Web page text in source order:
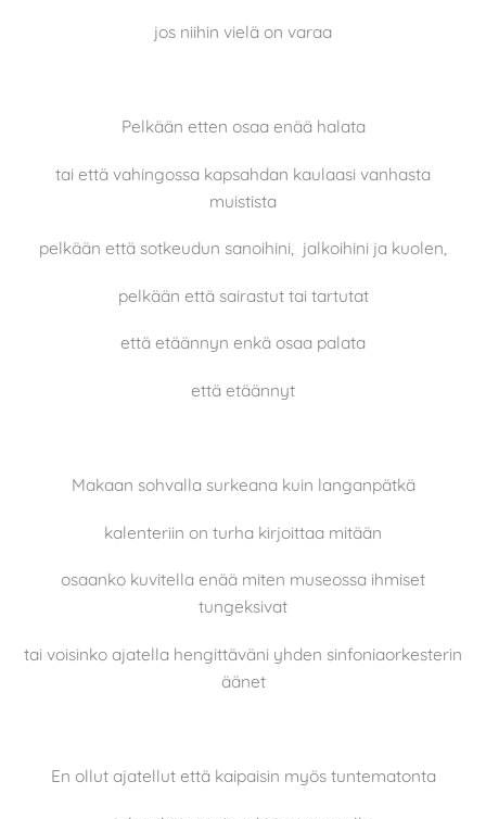
jos niihin vielä on varaa
Pelkään etten osaa enää halata
tai että vahingossa kapsahdan kaulaasi vanhasta
muistista
pelkään että sotkeudun sanoihini, jalkoihini ja kuolen,
pelkään että sairastut tai tartutat
että etäännyn enkä osaa palata
että etäännyt
Makaan sohvalla surkeana kuin langanpätkä
kalenteriin on turha kirjoittaa mitään
osaanko kuvitella enää miten museossa ihmiset
tungeksivat
tai voisinko ajatella hengittäväni yhden sinfoniaorkesterin
äänet
En ollut ajatellut että kaipaisin myös tuntematonta